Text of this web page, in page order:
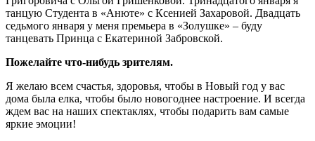
танцую Студента в «Анюте» с Ксенией Захаровой. Двадцать
седьмого января у меня премьера в «Золушке» – буду
танцевать Принца с Екатериной Забровской.
Пожелайте что-нибудь зрителям.
Я желаю всем счастья, здоровья, чтобы в Новый год у вас
дома была елка, чтобы было новогоднее настроение. И всегда
ждем вас на наших спектаклях, чтобы подарить вам самые
яркие эмоции!